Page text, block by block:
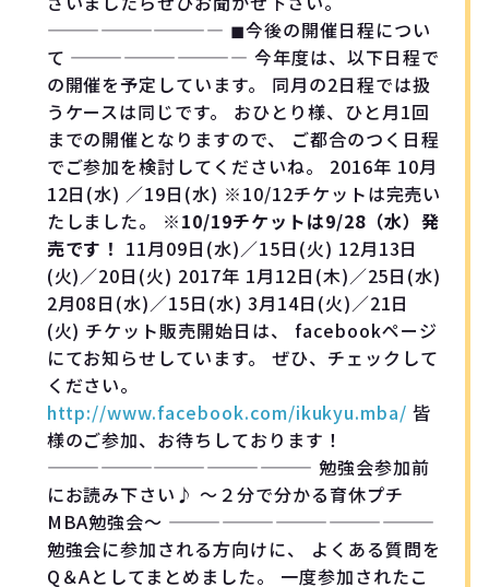
—————————— ◼︎今後の開催日程につい
て —————————— 今年度は、以下日程で
の開催を予定しています。 同月の2日程では扱
うケースは同じです。 おひとり様、ひと月1回
までの開催となりますので、 ご都合のつく日程
でご参加を検討してくださいね。 2016年 10月
12日(水) ／19日(水) ※10/12チケットは完売い
たしました。 ※10/19チケットは9/28（水）発
売です！ 11月09日(水)／15日(火) 12月13日
(火)／20日(火) 2017年 1月12日(木)／25日(水)
2月08日(水)／15日(水) 3月14日(火)／21日
(火) チケット販売開始日は、 facebookページ
にてお知らせしています。 ぜひ、チェックして
ください。
http://www.facebook.com/ikukyu.mba/ 皆
様のご参加、お待ちしております！
——————————————— 勉強会参加前
にお読み下さい♪ ～２分で分かる育休プチ
MBA勉強会～ ———————————————
勉強会に参加される方向けに、 よくある質問を
Q＆Aとしてまとめました。 一度参加されたこ